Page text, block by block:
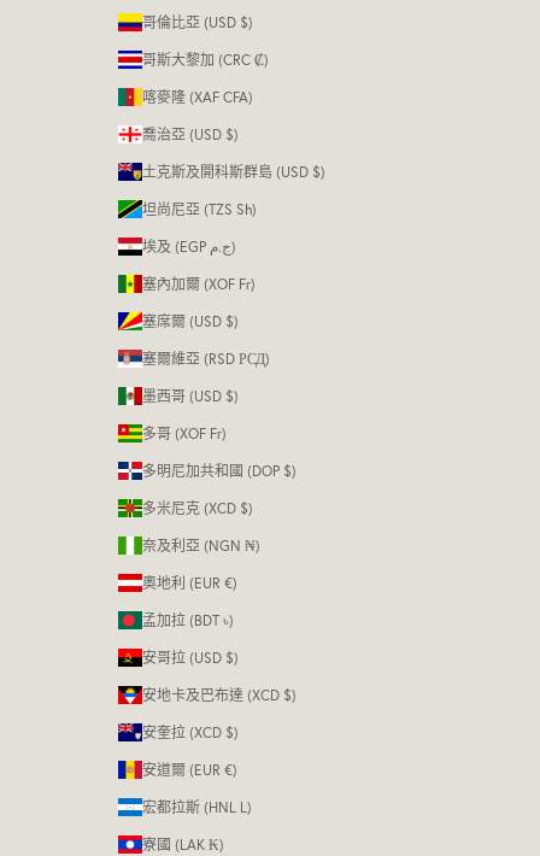
哥倫比亞 (USD $)
哥斯大黎加 (CRC ₡)
喀麥隆 (XAF CFA)
喬治亞 (USD $)
土克斯及開科斯群島 (USD $)
坦尚尼亞 (TZS Sh)
埃及 (EGP ج.م)
塞內加爾 (XOF Fr)
塞席爾 (USD $)
塞爾維亞 (RSD РСД)
墨西哥 (USD $)
多哥 (XOF Fr)
多明尼加共和國 (DOP $)
多米尼克 (XCD $)
奈及利亞 (NGN ₦)
奧地利 (EUR €)
孟加拉 (BDT ৳)
安哥拉 (USD $)
安地卡及巴布達 (XCD $)
安奎拉 (XCD $)
安道爾 (EUR €)
宏都拉斯 (HNL L)
寮國 (LAK ₭)